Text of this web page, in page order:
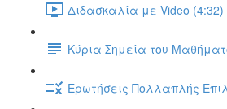
Διδασκαλία με Video (4:32)
Κύρια Σημεία του
Ερωτήσεις Πολλαπλής